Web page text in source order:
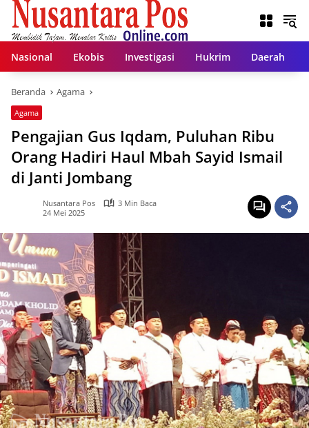
Langsung
konten
Nasional
Ekobis Investigasi Hukrim Daerah
Beranda Agama
Agama
Pengajian Gus Iqdam, Puluhan Ribu
Orang Hadiri Haul Mbah Sayid Ismail
di Janti Jombang
Nusantara Pos
3 Min Baca
24 Mei 2025